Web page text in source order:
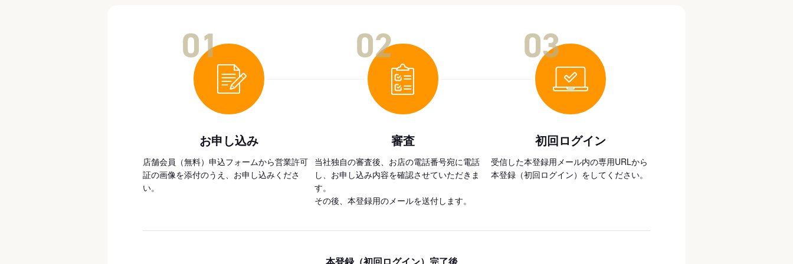
お申し込み
店舗会員（無料）申込フォームから営業許可
証の画像を添付のうえ、お申し込みくださ
い。
審査
当社独自の審査後、お店の電話番号宛に電話
し、お申し込み内容を確認させていただきま
す。
その後、本登録用のメールを送付します。
初回ログイン
受信した本登録用メール内の専用URLから
本登録（初回ログイン）をしてください。